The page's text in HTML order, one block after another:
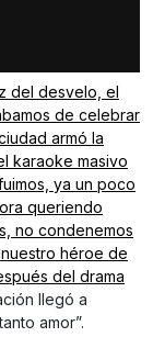
del desvelo, el
de celebrar
armó la
karaoke masivo
ya un poco
queriendo
no condenemos
héroe de
del drama
llegó a
amor”.